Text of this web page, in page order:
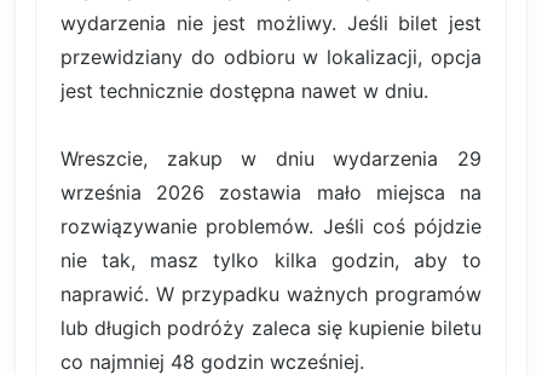
wydarzenia nie jest możliwy. Jeśli bilet jest
przewidziany do odbioru w lokalizacji, opcja
jest technicznie dostępna nawet w dniu.
Wreszcie, zakup w dniu wydarzenia 29
września 2026 zostawia mało miejsca na
rozwiązywanie problemów. Jeśli coś pójdzie
nie tak, masz tylko kilka godzin, aby to
naprawić. W przypadku ważnych programów
lub długich podróży zaleca się kupienie biletu
co najmniej 48 godzin wcześniej.